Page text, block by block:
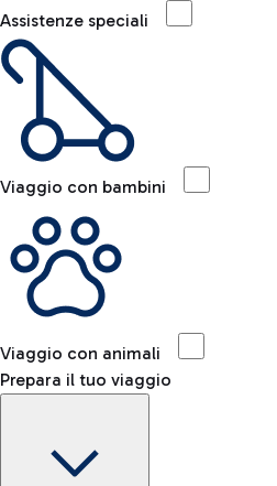
Assistenze speciali
Viaggio con bambini
Viaggio con animali
Prepara il tuo viaggio